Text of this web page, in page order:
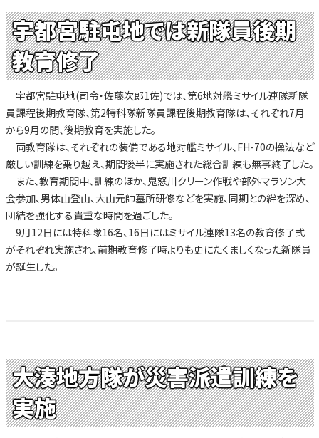
宇都宮駐屯地では新隊員後期
教育修了
宇都宮駐屯地(司令・佐藤次郎1佐)では、第6地対艦ミサイル連隊新隊
員課程後期教育隊、第2特科隊新隊員課程後期教育隊は、それぞれ7月
から9月の間、後期教育を実施した。
両教育隊は、それぞれの装備である地対艦ミサイル、FH-70の操法など
厳しい訓練を乗り越え、期間後半に実施された総合訓練も無事終了した。
また、教育期間中、訓練のほか、鬼怒川クリーン作戦や部外マラソン大
会参加、男体山登山、大山元帥墓所研修などを実施、同期との絆を深め、
団結を強化する貴重な時間を過ごした。
9月12日には特科隊16名、16日にはミサイル連隊13名の教育修了式
がそれぞれ実施され、前期教育修了時よりも更にたくましくなった新隊員
が誕生した。
大湊地方隊が災害派遣訓練を
実施